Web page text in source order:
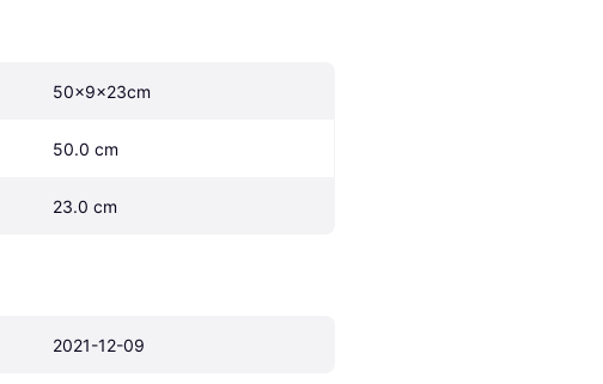
50x9x23cm
50.0 cm
23.0 cm
2021-12-09